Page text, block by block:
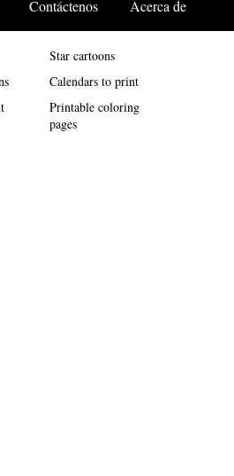
Contáctenos Acerca de
Star cartoons
Calendars to print
Printable coloring
pages